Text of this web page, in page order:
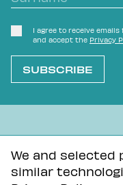
We and selected
similar
I agree to receive emails
and accept the Privacy
Tutti i contenuti di